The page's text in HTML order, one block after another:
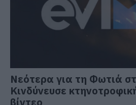
Νεότερα για τη Φωτιά
Κινδύνευσε
βίντεο